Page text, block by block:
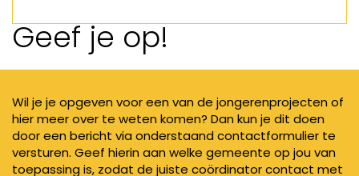
Geef je op!
Wil je je opgeven voor een van de jongerenprojecten of
hier meer over te weten komen? Dan kun je dit doen
door een bericht via onderstaand contactformulier te
versturen. Geef hierin aan welke gemeente op jou van
toepassing is, zodat de juiste coördinator contact met